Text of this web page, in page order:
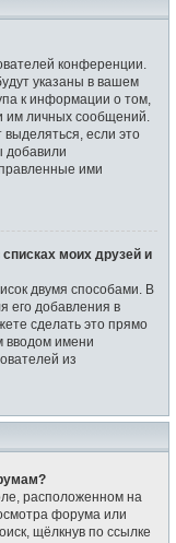
конференции.
указаны в вашем
к информации о том,
им личных сообщений.
если это
добавили
ими
моих друзей и
двумя способами. В
его добавления в
сделать это прямо
вводом имени
из
расположенном на
форума или
щёлкнув по ссылке